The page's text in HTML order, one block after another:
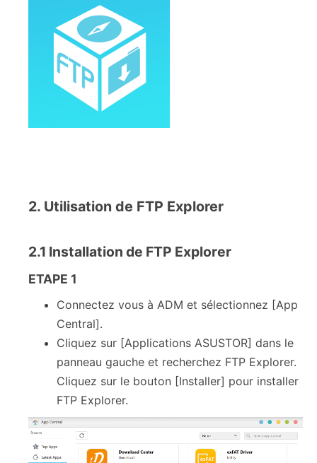
2. Utilisation de FTP Explorer
2.1 Installation de FTP Explorer
ETAPE 1
Connectez vous à ADM et sélectionnez [App
Central].
Cliquez sur [Applications ASUSTOR] dans le
panneau gauche et recherchez FTP Explorer.
Cliquez sur le bouton [Installer] pour installer
FTP Explorer.